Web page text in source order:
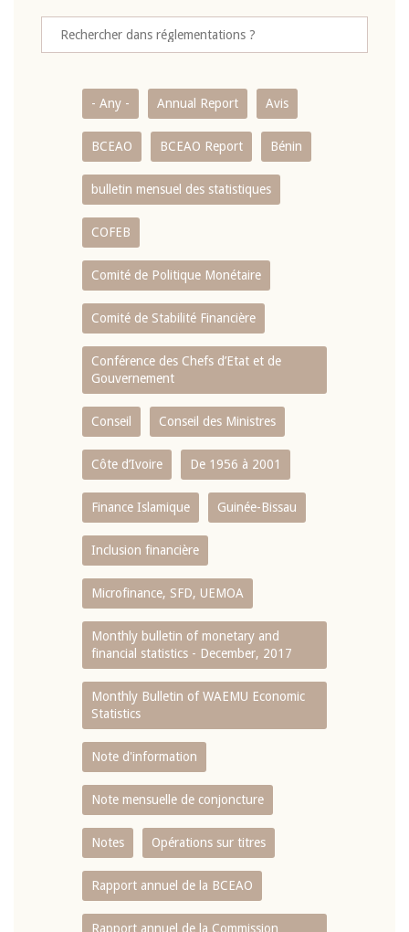
- Any - Annual Report Avis
BCEAO BCEAO Report Bénin
bulletin mensuel des statistiques
COFEB
Comité de Politique Monétaire
Comité de Stabilité Financière
Conférence des Chefs d’Etat et de
Gouvernement
Conseil Conseil des Ministres
Côte d’Ivoire De 1956 à 2001
Finance Islamique Guinée-Bissau
Inclusion financière
Microfinance, SFD, UEMOA
Monthly bulletin of monetary and
financial statistics - December, 2017
Monthly Bulletin of WAEMU Economic
Statistics
Note d'information
Note mensuelle de conjoncture
Notes Opérations sur titres
Rapport annuel de la BCEAO
Rapport annuel de la Commission